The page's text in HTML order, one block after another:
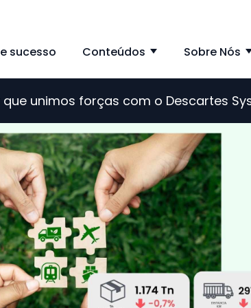
for Solução
sucesso Conteúdos ShowSobre Nós
unimos forças com o Descartes